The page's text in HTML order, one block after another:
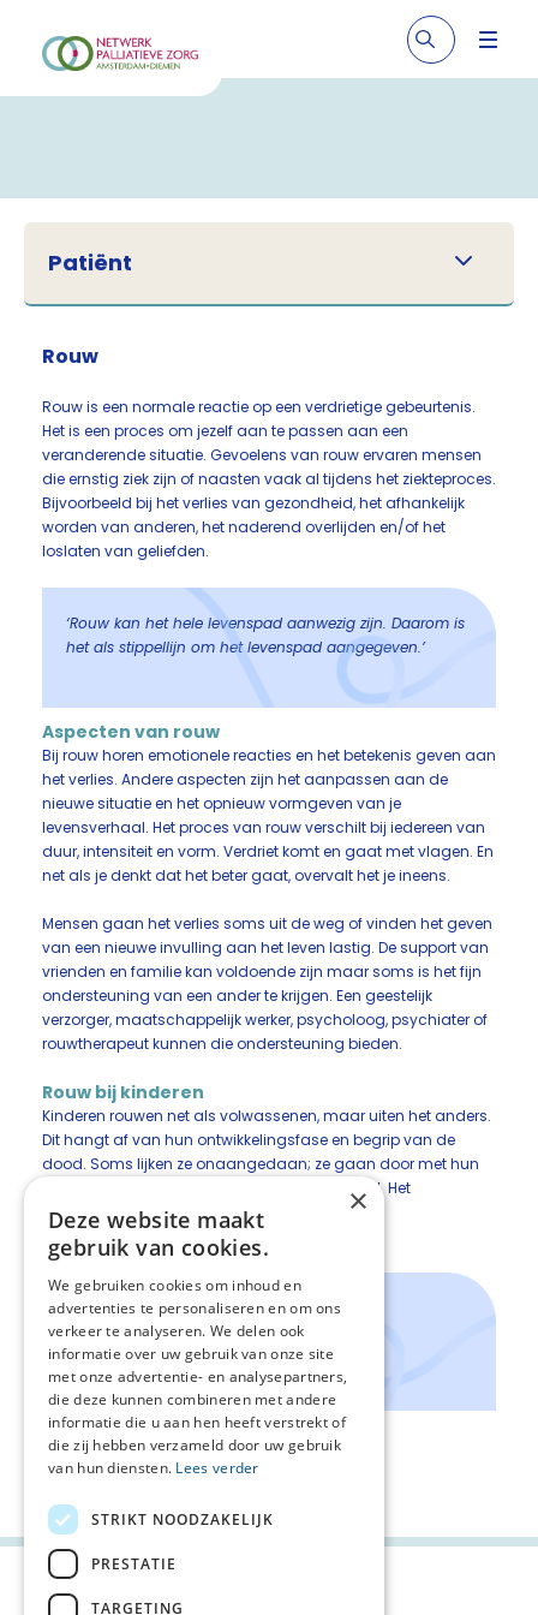
Patiënt
Rouw
Rouw is een normale reactie op een verdrietige gebeurtenis.
Het is een proces om jezelf aan te passen aan een
veranderende situatie. Gevoelens van rouw ervaren mensen
die ernstig ziek zijn of naasten vaak al tijdens het ziekteproces.
Bijvoorbeeld bij het verlies van gezondheid, het afhankelijk
worden van anderen, het naderend overlijden en/of het
loslaten van geliefden.
‘Rouw kan het hele levenspad aanwezig zijn. Daarom is
het als stippellijn om het levenspad aangegeven.’
Aspecten van rouw
Bij rouw horen emotionele reacties en het betekenis geven aan
het verlies. Andere aspecten zijn het aanpassen aan de
nieuwe situatie en het opnieuw vormgeven van je
levensverhaal. Het proces van rouw verschilt bij iedereen van
duur, intensiteit en vorm. Verdriet komt en gaat met vlagen. En
net als je denkt dat het beter gaat, overvalt het je ineens.
Mensen gaan het verlies soms uit de weg of vinden het geven
van een nieuwe invulling aan het leven lastig. De support van
vrienden en familie kan voldoende zijn maar soms is het fijn
ondersteuning van een ander te krijgen. Een geestelijk
verzorger, maatschappelijk werker, psycholoog, psychiater of
rouwtherapeut kunnen die ondersteuning bieden.
Rouw bij kinderen
Kinderen rouwen net als volwassenen, maar uiten het anders.
Dit hangt af van hun ontwikkelingsfase en begrip van de
dood. Soms lijken ze onaangedaan; ze gaan door met hun
bezigheden. Zij uiten gevoelens ‘spelenderwijs’. Het
verwoorden komt veelal later in hun leven.
Handig!
Wegwijzer 'Rouw en nazorg'
Wegwijzer 'Kinderen en rouw'
Landelijk Steunpunt Verlies
Terug naar het levenspad
×
Deze website maakt
gebruik van cookies.
We gebruiken cookies om inhoud en
advertenties te personaliseren en om ons
verkeer te analyseren. We delen ook
informatie over uw gebruik van onze site
met onze advertentie- en analysepartners,
die deze kunnen combineren met andere
informatie die u aan hen heeft verstrekt of
die zij hebben verzameld door uw gebruik
van hun diensten. Lees verder
STRIKT NOODZAKELIJK
PRESTATIE
TARGETING